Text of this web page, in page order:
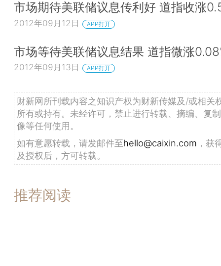
市场期待美联储议息传利好 道指收涨
2012年09月12日 APP打开
市场等待美联储议息结果 道指微涨
2012年09月13日 APP打开
财新网所刊载内容之知识产权为财新传媒及/或相关
所有或持有。未经许可，禁止进行转载、摘编、复
像等任何使用。
如有意愿转载，请发邮件至hello@caixin.com ，获
及授权后，方可转载。
推荐阅读